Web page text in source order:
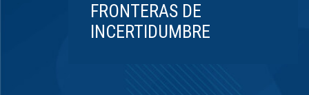
FRONTERAS DE
INCERTIDUMBRE